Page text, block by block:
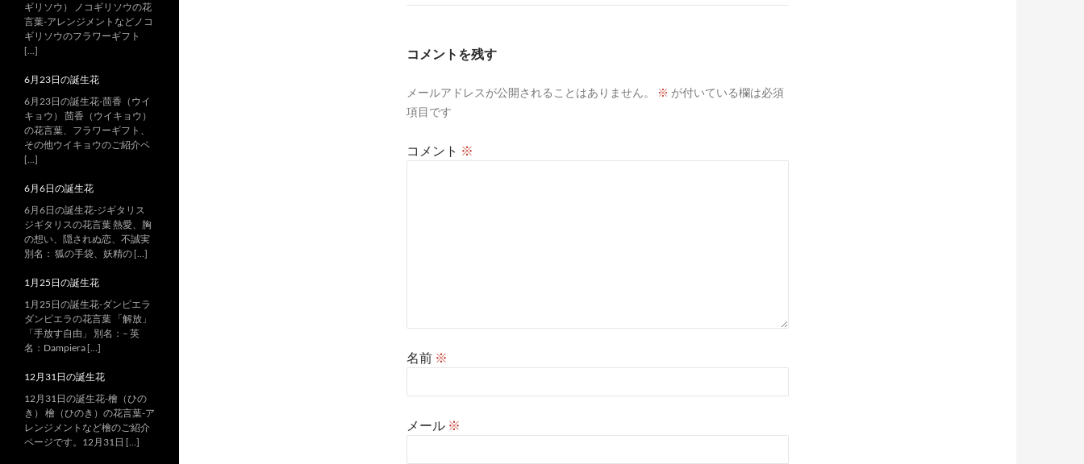
ゲ
ョ
コメントを残す
メールアドレスが公開されることはありません。 ※ が付いている欄は必須
項目です
コメント ※
名前 ※
メール ※
ギリソウ） ノコギリソウの花
言葉-アレンジメントなどノコ
ギリソウのフラワーギフト
[…]
6月23日の誕生花
6月23日の誕生花-茴香（ウイ
キョウ） 茴香（ウイキョウ）
の花言葉、フラワーギフト、
その他ウイキョウのご紹介ペ
[…]
6月6日の誕生花
6月6日の誕生花-ジギタリス
ジギタリスの花言葉 熱愛、胸
の想い、隠されぬ恋、不誠実
別名： 狐の手袋、妖精の […]
1月25日の誕生花
1月25日の誕生花-ダンピエラ
ダンピエラの花言葉 「解放」
「手放す自由」 別名：– 英
名：Dampiera […]
12月31日の誕生花
12月31日の誕生花-檜（ひの
き） 檜（ひのき）の花言葉-ア
レンジメントなど檜のご紹介
ページです。12月31日 […]